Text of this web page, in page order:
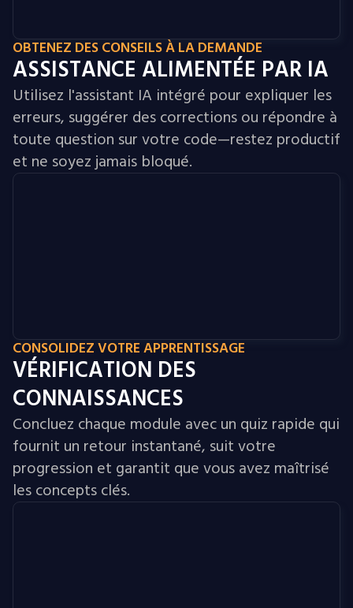
OBTENEZ DES CONSEILS À LA DEMANDE
ASSISTANCE ALIMENTÉE PAR IA
Utilisez l'assistant IA intégré pour expliquer les
erreurs, suggérer des corrections ou répondre à
toute question sur votre code—restez productif
et ne soyez jamais bloqué.
CONSOLIDEZ VOTRE APPRENTISSAGE
VÉRIFICATION DES
CONNAISSANCES
Concluez chaque module avec un quiz rapide qui
fournit un retour instantané, suit votre
progression et garantit que vous avez maîtrisé
les concepts clés.